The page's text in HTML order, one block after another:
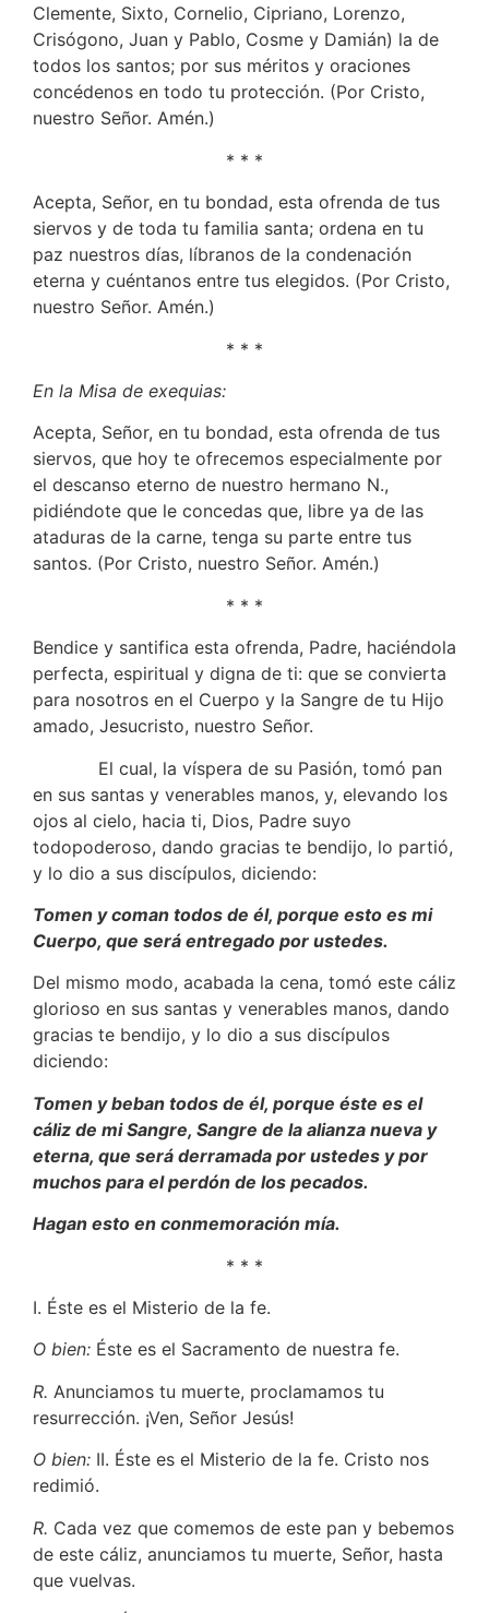
Clemente, Sixto, Cornelio, Cipriano, Lorenzo,
Crisógono, Juan y Pablo, Cosme y Damián) la de
todos los santos; por sus méritos y oraciones
concédenos en todo tu protección. (Por Cristo,
nuestro Señor. Amén.)
* * *
Acepta, Señor, en tu bondad, esta ofrenda de tus
siervos y de toda tu familia santa; ordena en tu
paz nuestros días, líbranos de la condenación
eterna y cuéntanos entre tus elegidos. (Por Cristo,
nuestro Señor. Amén.)
* * *
En la Misa de exequias:
Acepta, Señor, en tu bondad, esta ofrenda de tus
siervos, que hoy te ofrecemos especialmente por
el descanso eterno de nuestro hermano N.,
pidiéndote que le concedas que, libre ya de las
ataduras de la carne, tenga su parte entre tus
santos. (Por Cristo, nuestro Señor. Amén.)
* * *
Bendice y santifica esta ofrenda, Padre, haciéndola
perfecta, espiritual y digna de ti: que se convierta
para nosotros en el Cuerpo y la Sangre de tu Hijo
amado, Jesucristo, nuestro Señor.
El cual, la víspera de su Pasión, tomó pan
en sus santas y venerables manos, y, elevando los
ojos al cielo, hacia ti, Dios, Padre suyo
todopoderoso, dando gracias te bendijo, lo partió,
y lo dio a sus discípulos, diciendo:
Tomen y coman todos de él, porque esto es mi
Cuerpo, que será entregado por ustedes.
Del mismo modo, acabada la cena, tomó este cáliz
glorioso en sus santas y venerables manos, dando
gracias te bendijo, y lo dio a sus discípulos
diciendo:
Tomen y beban todos de él, porque éste es el
cáliz de mi Sangre, Sangre de la alianza nueva y
eterna, que será derramada por ustedes y por
muchos para el perdón de los pecados.
Hagan esto en conmemoración mía.
* * *
I. Éste es el Misterio de la fe.
O bien: Éste es el Sacramento de nuestra fe.
R. Anunciamos tu muerte, proclamamos tu
resurrección. ¡Ven, Señor Jesús!
O bien: II. Éste es el Misterio de la fe. Cristo nos
redimió.
R. Cada vez que comemos de este pan y bebemos
de este cáliz, anunciamos tu muerte, Señor, hasta
que vuelvas.